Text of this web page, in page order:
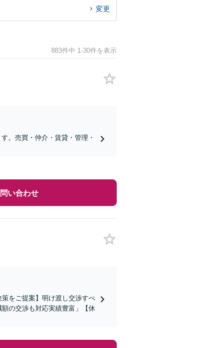
変更
883件中 1-30件を表示
。売買・仲介・賃貸・管理・
い合わせ
をご提案】明け渡し交渉すべ
の交渉も対応実績豊富」【休